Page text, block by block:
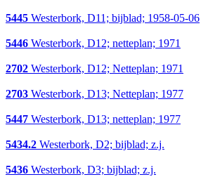
5445 Westerbork, D11; bijblad; 1958-05-06
5446 Westerbork, D12; netteplan; 1971
2702 Westerbork, D12; Netteplan; 1971
2703 Westerbork, D13; Netteplan; 1977
5447 Westerbork, D13; netteplan; 1977
5434.2 Westerbork, D2; bijblad; z.j.
5436 Westerbork, D3; bijblad; z.j.